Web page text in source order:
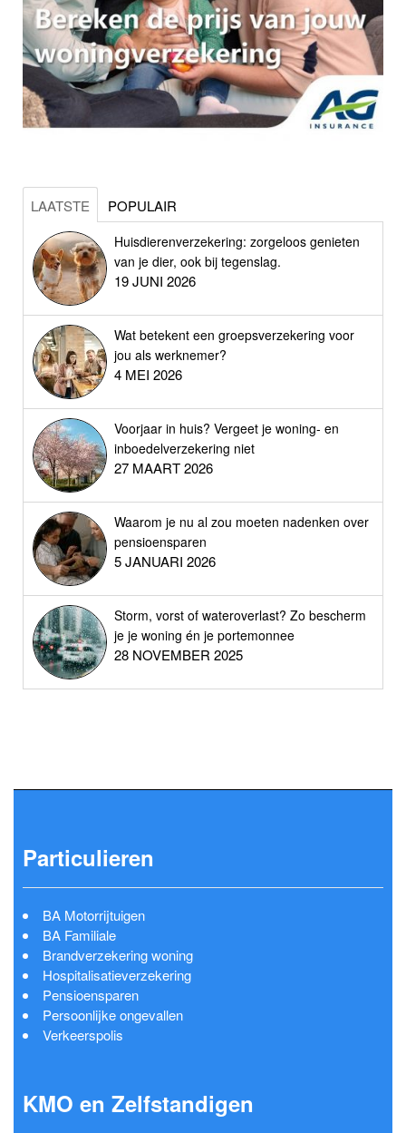
LAATSTE POPULAIR
Huisdierenverzekering: zorgeloos genieten
van je dier, ook bij tegenslag.
19 JUNI 2026
Wat betekent een groepsverzekering voor
jou als werknemer?
4 MEI 2026
Voorjaar in huis? Vergeet je woning- en
inboedelverzekering niet
27 MAART 2026
Waarom je nu al zou moeten nadenken over
pensioensparen
5 JANUARI 2026
Storm, vorst of wateroverlast? Zo bescherm
je je woning én je portemonnee
28 NOVEMBER 2025
Particulieren
BA Motorrijtuigen
BA Familiale
Brandverzekering woning
Hospitalisatieverzekering
Pensioensparen
Persoonlijke ongevallen
Verkeerspolis
KMO en Zelfstandigen